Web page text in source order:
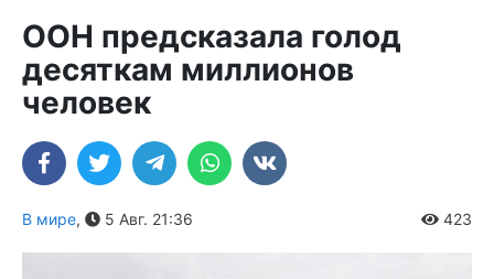
ООН предсказала голод
десяткам миллионов
человек
В мире, 5 Авг. 21:36 423